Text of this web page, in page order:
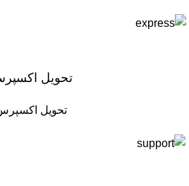
تحویل
تحویل